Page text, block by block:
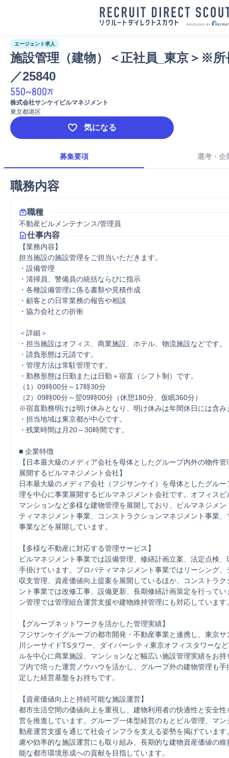
エージェント求人
施設管理（建物）＜正社員_東京＞※
／25840
550~800万
株式会社サンケイビルマネジメント
東京都港区
気になる
募集要項 選考・企
職務内容
職種
不動産ビルメンテナンス/管理員
仕事内容
【業務内容】
担当施設の施設管理をご担当いただきます。
・設備管理
・清掃員、警備員の統括ならびに指示
・各種設備管理に係る書類や見積作成
・顧客との日常業務の報告や相談
・協力会社との折衝
＜詳細＞
・担当施設はオフィス、商業施設、ホテル、物流施設などです。
・請負形態は元請です。
・管理方法は常駐管理です。
・勤務形態は日勤または日勤＋宿直（シフト制）です。
（1）09時00分～17時30分
（2）09時00分～翌09時00分（休憩180分、仮眠360分）
※宿直勤務明けは明け休みとなり、明け休みは年間休日には含み
・担当地域は東京都が中心です。
・残業時間は月20～30時間です。
■ 企業特徴
【日本最大級のメディア会社を母体としたグループ内外の物件
展開するビルマネジメント会社】
日本最大級のメディア会社（フジサンケイ）を母体としたグル
理を中心に事業展開するビルマネジメント会社です。オフィスビ
マンションなど多様な建物管理を展開しており、ビルマネジメン
ティマネジメント事業、コンストラクションマネジメント事業、
事業などを展開しています。
【多様な不動産に対応する管理サービス】
ビルマネジメント事業では設備管理、修繕計画立案、法定点検
手掛けています。プロパティマネジメント事業ではリーシング、
収支管理、資産価値向上提案を展開しているほか、コンストラク
ント事業では改修工事、設備更新、長期修繕計画策定を行って
ン管理では管理組合運営支援や建物維持管理にも対応しています
【グループネットワークを活かした管理実績】
フジサンケイグループの都市開発・不動産事業と連携し、東京サ
川シーサイドTSタワー、ダイバーシティ東京オフィスタワーな
ルを中心に商業施設、マンションなど幅広い施設管理実績をお
プ内で培った運営ノウハウを活かし、グループ外の建物管理も手
定した経営基盤をお持ちです。
【資産価値向上と持続可能な施設運営】
都市生活空間の価値向上を重視し、建物利用者の快適性と安全性
営を推進しています。グループ一体型経営のもとビル管理、マン
動産運営支援を通じて社会インフラを支える姿勢を掲げています
慮や効率的な施設運営にも取り組み、長期的な建物資産価値の維
能な都市環境形成への貢献を目指しています。